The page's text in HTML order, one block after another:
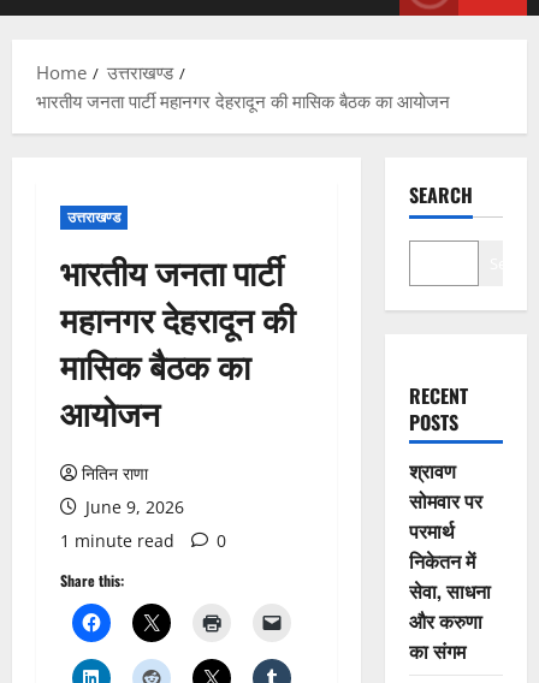
Home
उत्तराखण्ड
भारतीय जनता पार्टी महानगर देहरादून की मासिक बैठक का आयोजन
उत्तराखण्ड
भारतीय जनता पार्टी
महानगर देहरादून की
मासिक बैठक का
आयोजन
नितिन राणा
June 9, 2026
1 minute read
0
Share this:
SEARCH
RECENT
POSTS
श्रावण
सोमवार पर
परमार्थ
निकेतन में
सेवा, साधना
और करुणा
का संगम